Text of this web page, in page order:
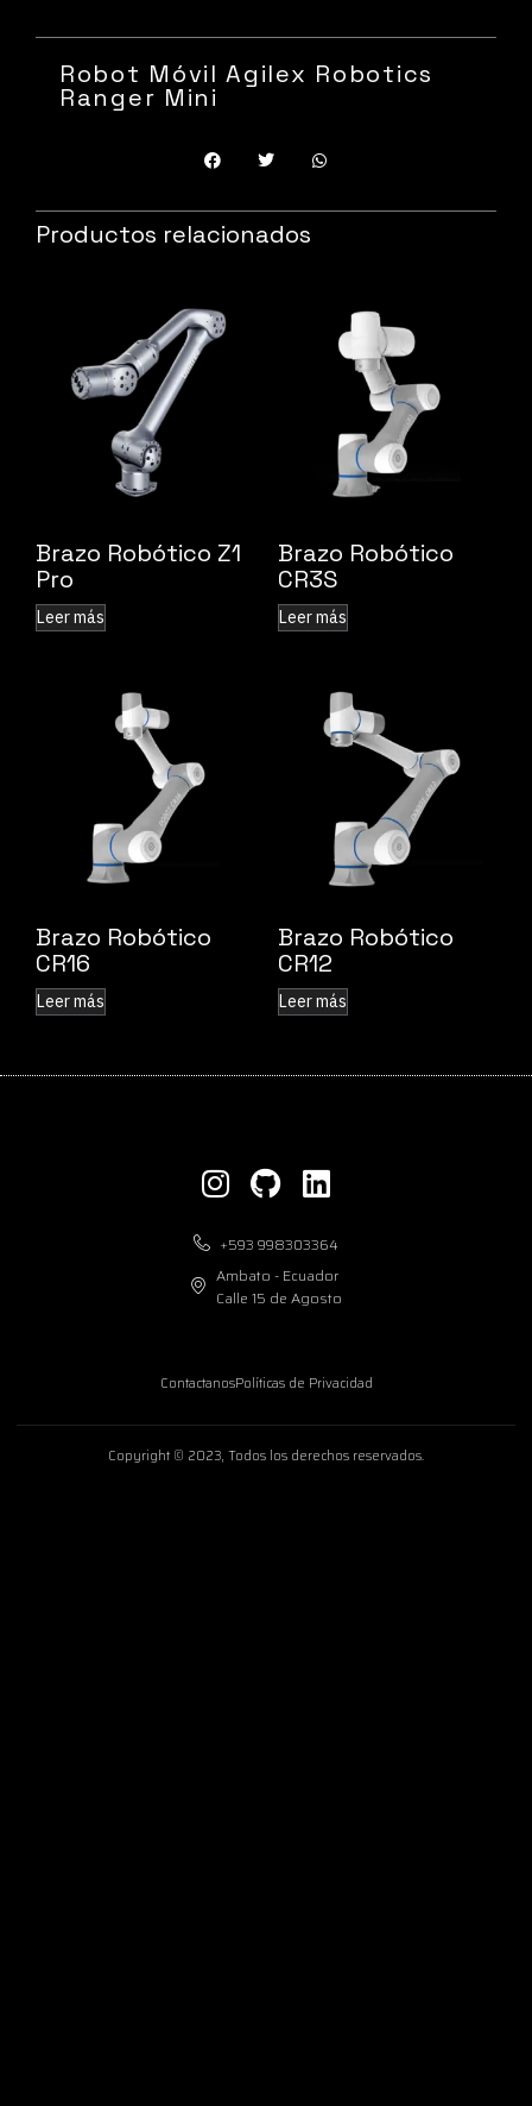
Robot Móvil Agilex Robotics
Ranger Mini
Productos relacionados
Brazo Robótico Z1
Pro
Leer más
Brazo Robótico
CR3S
Leer más
Brazo Robótico
CR16
Leer más
Brazo Robótico
CR12
Leer más
+593 998303364
Ambato - Ecuador
Calle 15 de Agosto
ContactanosPolíticas de Privacidad
Copyright © 2023, Todos los derechos reservados.